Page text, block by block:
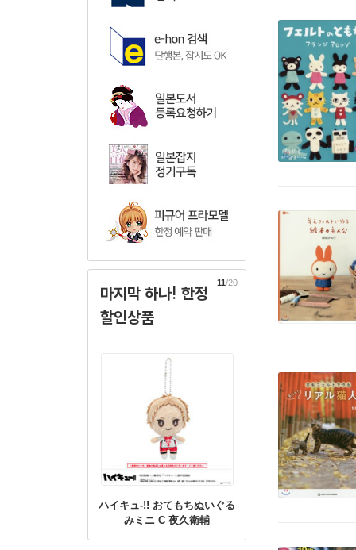
마지막 하나! 한정
할인상품
ハイキュ-!! おてもちぬいぐる
みミニ C 夜久衛輔
11/20